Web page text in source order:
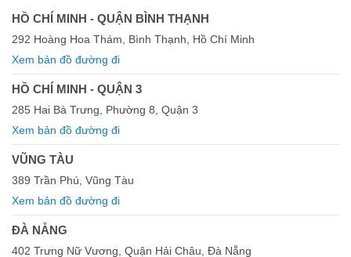
HỒ CHÍ MINH - QUẬN BÌNH THẠNH
292 Hoàng Hoa Thám, Bình Thạnh, Hồ Chí Minh
Xem bản đồ đường đi
HỒ CHÍ MINH - QUẬN 3
285 Hai Bà Trưng, Phường 8, Quận 3
Xem bản đồ đường đi
VŨNG TÀU
389 Trần Phú, Vũng Tàu
Xem bản đồ đường đi
ĐÀ NẴNG
402 Trưng Nữ Vương, Quận Hải Châu, Đà Nẵng